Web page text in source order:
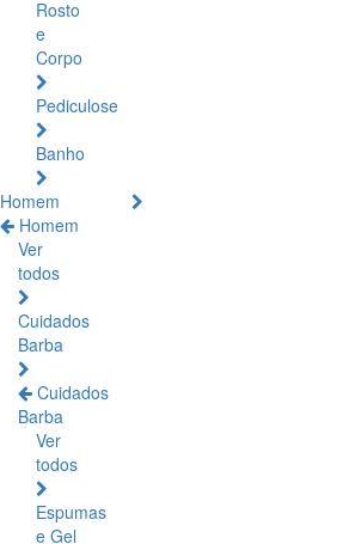
Rosto
e
Corpo
Pediculose
Banho
Homem
Homem
Ver
todos
Cuidados
Barba
Cuidados
Barba
Ver
todos
Espumas
e Gel